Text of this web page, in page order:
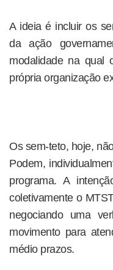
A ideia é incluir os
da ação
modalidade na qual
própria organização
Os sem-teto, hoje,
Podem,
programa. A
coletivamente o
negociando uma
movimento para
médio prazos.